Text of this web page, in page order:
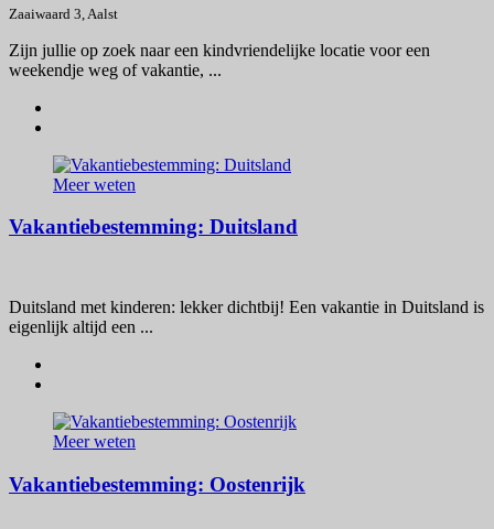
Zaaiwaard 3, Aalst
Zijn jullie op zoek naar een kindvriendelijke locatie voor een
weekendje weg of vakantie, ...
Meer weten
Vakantiebestemming: Duitsland
Duitsland met kinderen: lekker dichtbij! Een vakantie in Duitsland is
eigenlijk altijd een ...
Meer weten
Vakantiebestemming: Oostenrijk